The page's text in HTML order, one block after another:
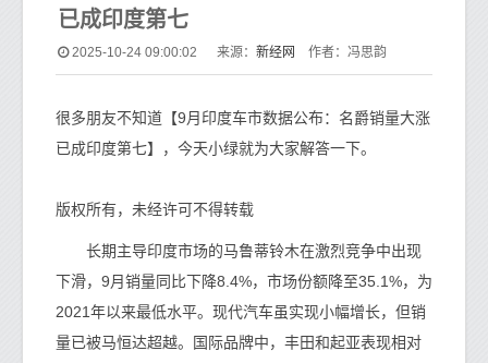
已成印度第七
2025-10-24 09:00:02 来源： 新经网 作者：冯思韵
很多朋友不知道【9月印度车市数据公布：名爵销量大涨
已成印度第七】，今天小绿就为大家解答一下。
版权所有，未经许可不得转载
长期主导印度市场的马鲁蒂铃木在激烈竞争中出现
下滑，9月销量同比下降8.4%，市场份额降至35.1%，为
2021年以来最低水平。现代汽车虽实现小幅增长，但销
量已被马恒达超越。国际品牌中，丰田和起亚表现相对